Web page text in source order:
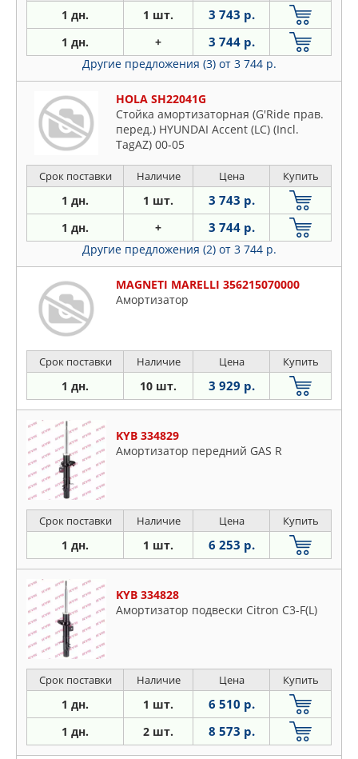
1 дн. 1 шт. 3 743 р.
1 дн. + 3 744 р.
Другие предложения (3) от 3 744 р.
HOLA SH22041G
Стойка амортизаторная (G'Ride прав.
перед.) HYUNDAI Accent (LC) (Incl.
TagAZ) 00-05
Срок поставки Наличие Цена Купить
1 дн. 1 шт. 3 743 р.
1 дн. + 3 744 р.
Другие предложения (2) от 3 744 р.
MAGNETI MARELLI 356215070000
Амортизатор
Срок поставки Наличие Цена Купить
1 дн. 10 шт. 3 929 р.
KYB 334829
Амортизатор передний GAS R
Срок поставки Наличие Цена Купить
1 дн. 1 шт. 6 253 р.
KYB 334828
Амортизатор подвески Citron C3-F(L)
Срок поставки Наличие Цена Купить
1 дн. 1 шт. 6 510 р.
1 дн. 2 шт. 8 573 р.